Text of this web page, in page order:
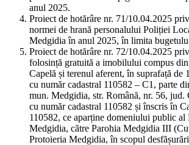
anul 2025.
Proiect de hotărâre nr. 71/10.04.2025
normei de hrană personalului Poliției
Medgidia în anul 2025, în limita
Proiect de hotărâre nr. 72/10.04.2025
folosință gratuită a imobilului compus
Capelă și terenul aferent, în suprafață de
cu număr cadastral 110582 – C1, parte
mun. Medgidia, str. Română, nr. 56, jud.
cu număr cadastral 110582 și înscris în
110582, ce aparține domeniului public
Medgidia, către Parohia Medgidia III
Protoieria Medgidia, în scopul